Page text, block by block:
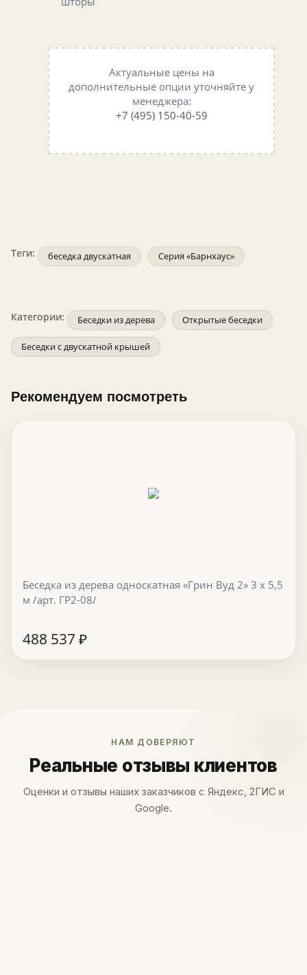
Актуальные цены на
дополнительные опции уточняйте у
менеджера:
+7 (495) 150-40-59
Теги: беседка двускатная Серия «Барнхаус»
Категории: Беседки из дерева Открытые беседки
Беседки с двускатной крышей
Рекомендуем посмотреть
Беседка из дерева односкатная «Грин Вуд 2» 3 х 5,5
м /арт. ГР2-08/
488 537 ₽
НАМ ДОВЕРЯЮТ
Реальные отзывы клиентов
Оценки и отзывы наших заказчиков с Яндекс, 2ГИС и
Google.